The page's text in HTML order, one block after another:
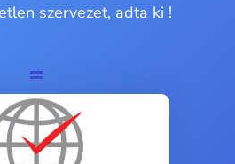
szervezet, adta ki !